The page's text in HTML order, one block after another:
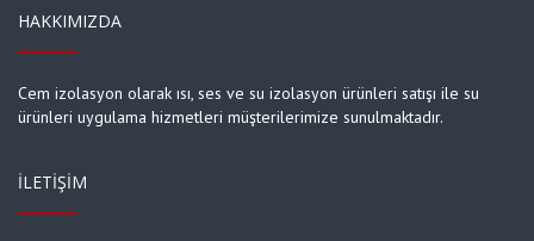
HAKKIMIZDA
Cem izolasyon olarak ısı, ses ve su izolasyon ürünleri satışı ile su
ürünleri uygulama hizmetleri müşterilerimize sunulmaktadır.
İLETIŞIM